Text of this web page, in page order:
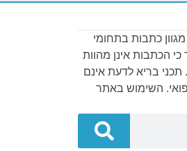
כתבות בתחומי
כי הכתבות אינן מהוות
תכני בריא לדעת אינם
השימוש באתר